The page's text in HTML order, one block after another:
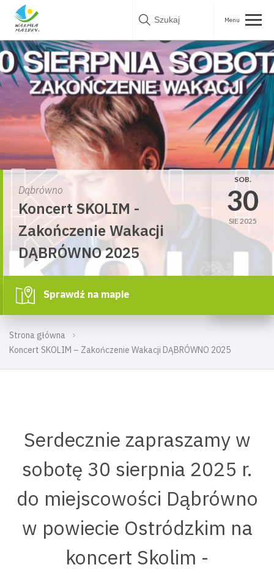
Skip
Strona główna
Koncert SKOLIM – Zakończenie Wakacji DĄBRÓWNO 2025
Dąbrówno
Koncert SKOLIM -
Zakończenie Wakacji
DĄBRÓWNO 2025
SOB.
30
SIE 2025
Sprawdź na mapie
Serdecznie zapraszamy w
sobotę 30 sierpnia 2025 r.
do miejscowości Dąbrówno
w powiecie Ostródzkim na
koncert Skolim -